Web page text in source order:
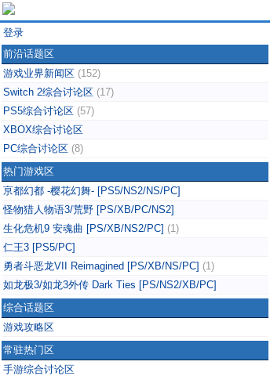
登录
前沿话题区
游戏业界新闻区 (152)
Switch 2综合讨论区 (17)
PS5综合讨论区 (57)
XBOX综合讨论区
PC综合讨论区 (8)
热门游戏区
亰都幻都 -樱花幻舞- [PS5/NS2/NS/PC]
怪物猎人物语3/荒野 [PS/XB/PC/NS2]
生化危机9 安魂曲 [PS/XB/NS2/PC] (1)
仁王3 [PS5/PC]
勇者斗恶龙VII Reimagined [PS/XB/NS/PC] (1)
如龙极3/如龙3外传 Dark Ties [PS/NS2/XB/PC]
综合话题区
游戏攻略区
常驻热门区
手游综合讨论区